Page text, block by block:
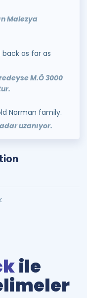
Malezya
as far as
M.Ö 3000
Norman family.
uzanıyor.
ile